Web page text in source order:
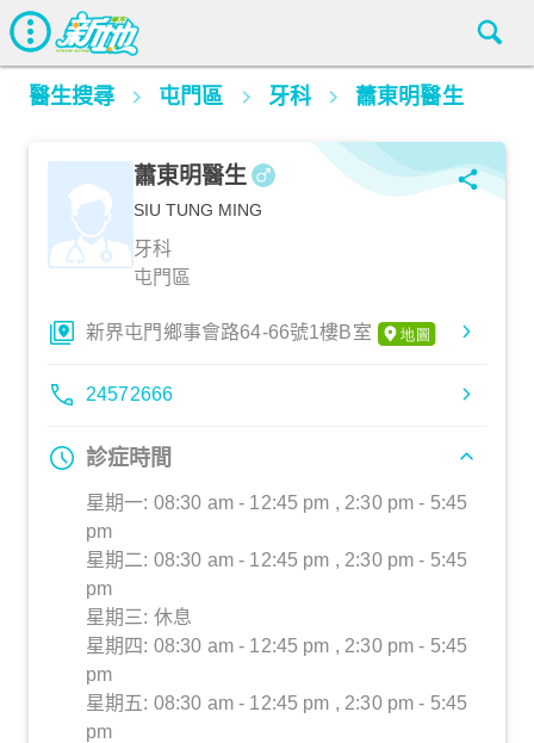
醫生搜尋 屯門區 牙科 蕭東明醫生
蕭東明醫生
SIU TUNG MING
牙科
屯門區
新界屯門鄉事會路64-66號1樓B室
24572666
診症時間
星期一: 08:30 am - 12:45 pm , 2:30 pm - 5:45
pm
星期二: 08:30 am - 12:45 pm , 2:30 pm - 5:45
pm
星期三: 休息
星期四: 08:30 am - 12:45 pm , 2:30 pm - 5:45
pm
星期五: 08:30 am - 12:45 pm , 2:30 pm - 5:45
pm